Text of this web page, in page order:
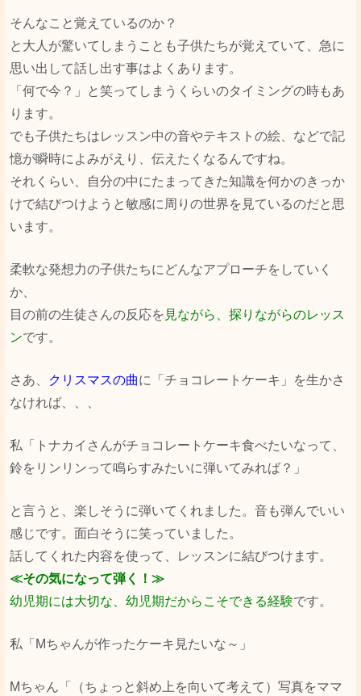
そんなこと覚えているのか？
と大人が驚いてしまうことも子供たちが覚えていて、急に
思い出して話し出す事はよくあります。
「何で今？」と笑ってしまうくらいのタイミングの時もあ
ります。
でも子供たちはレッスン中の音やテキストの絵、などで記
憶が瞬時によみがえり、伝えたくなるんですね。
それくらい、自分の中にたまってきた知識を何かのきっか
けで結びつけようと敏感に周りの世界を見ているのだと思
います。
柔軟な発想力の子供たちにどんなアプローチをしていく
か、
目の前の生徒さんの反応を 見ながら、探りながらのレッス
ンです。
さあ、 クリスマスの曲に「チョコレートケーキ」を生かさ
なければ、、、
私「トナカイさんがチョコレートケーキ食べたいなって、
鈴をリンリンって鳴らすみたいに弾いてみれば？」
と言うと、楽しそうに弾いてくれました。音も弾んでいい
感じです。面白そうに笑っていました。
話してくれた内容を使って、レッスンに結びつけます。
≪その気になって弾く！≫
幼児期には大切な、幼児期だからこそできる経験です。
私「Мちゃんが作ったケーキ見たいな～」
Мちゃん「（ちょっと斜め上を向いて考えて）写真をママ